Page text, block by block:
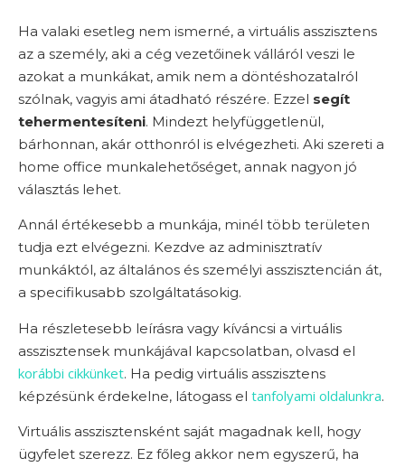
Ha valaki esetleg nem ismerné, a virtuális asszisztens
az a személy, aki a cég vezetőinek válláról veszi le
azokat a munkákat, amik nem a döntéshozatalról
szólnak, vagyis ami átadható részére. Ezzel segít
tehermentesíteni. Mindezt helyfüggetlenül,
bárhonnan, akár otthonról is elvégezheti. Aki szereti a
home office munkalehetőséget, annak nagyon jó
választás lehet.
Annál értékesebb a munkája, minél több területen
tudja ezt elvégezni. Kezdve az adminisztratív
munkáktól, az általános és személyi asszisztencián át,
a specifikusabb szolgáltatásokig.
Ha részletesebb leírásra vagy kíváncsi a virtuális
asszisztensek munkájával kapcsolatban, olvasd el
korábbi cikkünket. Ha pedig virtuális asszisztens
képzésünk érdekelne, látogass el tanfolyami oldalunkra.
Virtuális asszisztensként saját magadnak kell, hogy
ügyfelet szerezz. Ez főleg akkor nem egyszerű, ha